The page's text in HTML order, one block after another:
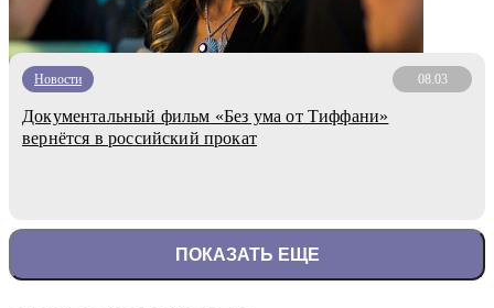
Новости 08.03
Документальный фильм «Без ума от Тиффани»
вернётся в российский прокат
ПОКАЗАТЬ ЕЩЕ